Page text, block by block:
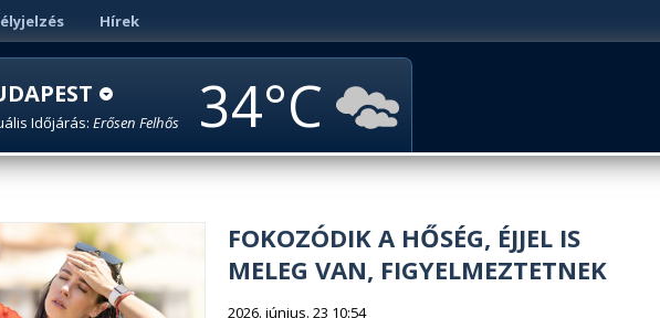
Hírek
Időjárás: Erősen Felhős 34
FOKOZÓDIK A HŐSÉG, ÉJJEL IS
MELEG VAN, FIGYELMEZTETNEK
2026. június. 23 10:54